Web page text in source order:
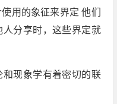
用的象征来界定 他们
分享时，这些界定就
现象学有着密切的联